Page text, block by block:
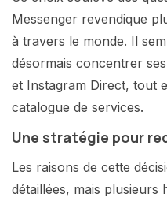
Messenger revendique
à travers le monde. Il
désormais concentrer
et Instagram Direct, tout
catalogue de services.
Une stratégie pour
Les raisons de cette
détaillées, mais plusieurs